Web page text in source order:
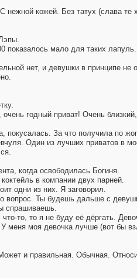
нежной кожей. Без татух (слава те
показалось мало для таких лапуль.
нет, и девушки в принципе
годный приват! Очень
покусалась. За что получила по
Один из лучших приватов в
когда освободилась Богиня.
в компании двух парней.
одни из них. Я заговорил.
вопрос. Ты будешь дальше с
спрашиваешь.
то, то я не буду её дёргать.
меня моя девочка лучше (вот бы
и правильная. Обычная.